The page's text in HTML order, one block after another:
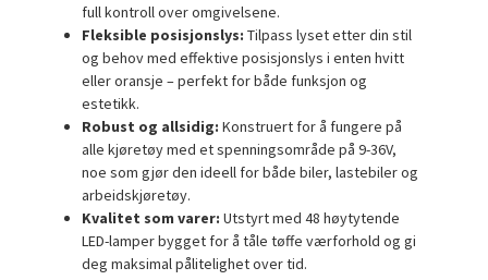
full kontroll over omgivelsene.
Fleksible posisjonslys: Tilpass lyset etter din stil
og behov med effektive posisjonslys i enten hvitt
eller oransje – perfekt for både funksjon og
estetikk.
Robust og allsidig: Konstruert for å fungere på
alle kjøretøy med et spenningsområde på 9-36V,
noe som gjør den ideell for både biler, lastebiler og
arbeidskjøretøy.
Kvalitet som varer: Utstyrt med 48 høytytende
LED-lamper bygget for å tåle tøffe værforhold og gi
deg maksimal pålitelighet over tid.